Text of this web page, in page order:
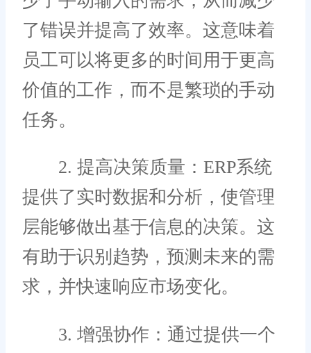
了错误并提高了效率。这意味着
员工可以将更多的时间用于更高
价值的工作，而不是繁琐的手动
任务。
2. 提高决策质量：ERP系统
提供了实时数据和分析，使管理
层能够做出基于信息的决策。这
有助于识别趋势，预测未来的需
求，并快速响应市场变化。
3. 增强协作：通过提供一个